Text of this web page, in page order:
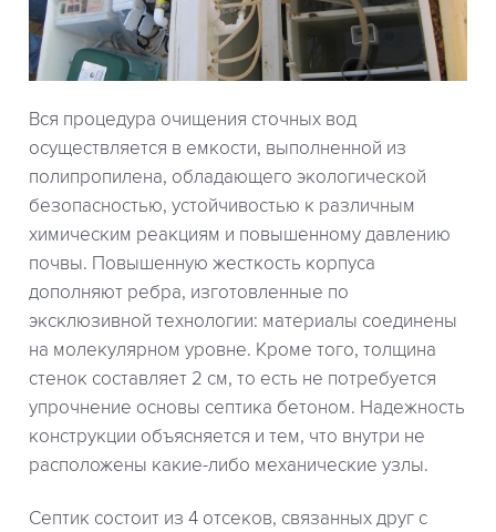
Вся процедура очищения сточных вод
осуществляется в емкости, выполненной из
полипропилена, обладающего экологической
безопасностью, устойчивостью к различным
химическим реакциям и повышенному давлению
почвы. Повышенную жесткость корпуса
дополняют ребра, изготовленные по
эксклюзивной технологии: материалы соединены
на молекулярном уровне. Кроме того, толщина
стенок составляет 2 см, то есть не потребуется
упрочнение основы септика бетоном. Надежность
конструкции объясняется и тем, что внутри не
расположены какие-либо механические узлы.
Септик состоит из 4 отсеков, связанных друг с